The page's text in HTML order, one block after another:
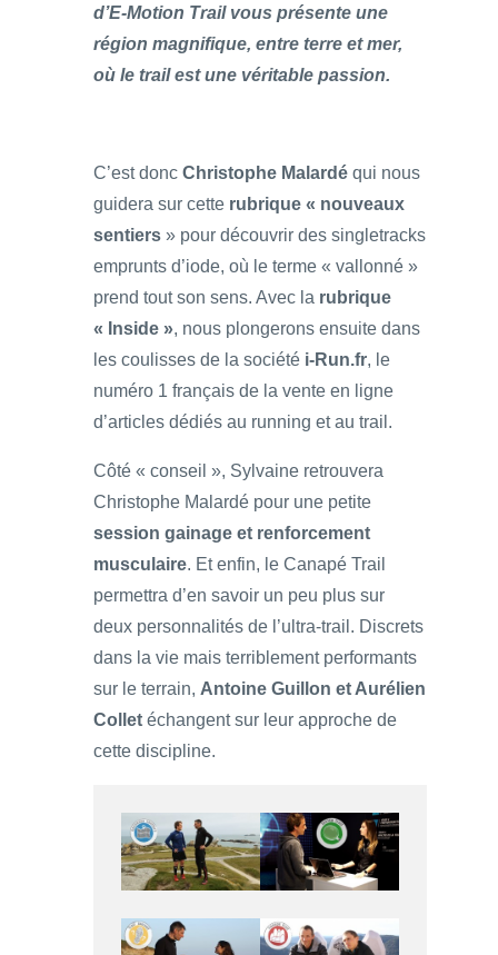
d’E-Motion Trail vous présente une
région magnifique, entre terre et mer,
où le trail est une véritable passion.
C’est donc Christophe Malardé qui nous
guidera sur cette rubrique « nouveaux
sentiers » pour découvrir des singletracks
emprunts d’iode, où le terme « vallonné »
prend tout son sens. Avec la rubrique
« Inside », nous plongerons ensuite dans
les coulisses de la société i-Run.fr, le
numéro 1 français de la vente en ligne
d’articles dédiés au running et au trail.
Côté « conseil », Sylvaine retrouvera
Christophe Malardé pour une petite
session gainage et renforcement
musculaire. Et enfin, le Canapé Trail
permettra d’en savoir un peu plus sur
deux personnalités de l’ultra-trail. Discrets
dans la vie mais terriblement performants
sur le terrain, Antoine Guillon et Aurélien
Collet échangent sur leur approche de
cette discipline.